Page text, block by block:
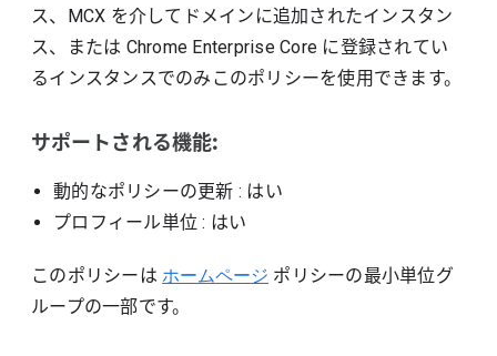
ス、MCX を介してドメインに追加されたインスタン
ス、または Chrome Enterprise Core に登録されてい
るインスタンスでのみこのポリシーを使用できます。
サポートされる機能:
動的なポリシーの更新 : はい
プロフィール単位 : はい
このポリシーはホームページ ポリシーの最小単位グ
ループの一部です。